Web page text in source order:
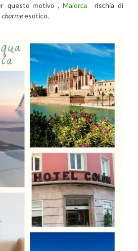
questo motivo ,Maiorca rischia di
charmeesotico.